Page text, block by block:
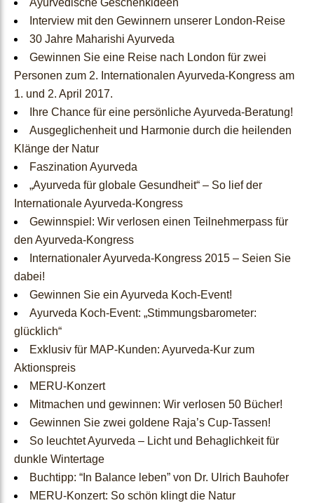
Ärzte
Anmeldung
Ärzte & Apotheken
Händlerbereich
Kostenlose Ayurveda
Online-Seminare
Heilpraktiker
Anmeldung
Interview mit den Gewinnern unserer London-Reise
30 Jahre Maharishi Ayurveda
Gewinnen Sie eine Reise nach London für zwei
Personen zum 2. Internationalen Ayurveda-Kongress am
1. und 2. April 2017.
Ihre Chance für eine persönliche Ayurveda-Beratung!
Ausgeglichenheit und Harmonie durch die heilenden
Klänge der Natur
Faszination Ayurveda
„Ayurveda für globale Gesundheit“ – So lief der
Internationale Ayurveda-Kongress
Gewinnspiel: Wir verlosen einen Teilnehmerpass für
den Ayurveda-Kongress
dabei!
Gewinnen Sie ein Ayurveda Koch-Event!
Ayurveda Koch-Event: „Stimmungsbarometer:
glücklich“
Exklusiv für MAP-Kunden: Ayurveda-Kur zum
Aktionspreis
MERU-Konzert
Mitmachen und gewinnen: Wir verlosen 50 Bücher!
Gewinnen Sie zwei goldene Raja’s Cup-Tassen!
So leuchtet Ayurveda – Licht und Behaglichkeit für
dunkle Wintertage
Buchtipp: “In Balance leben” von Dr. Ulrich Bauhofer
MERU-Konzert: So schön klingt die Natur